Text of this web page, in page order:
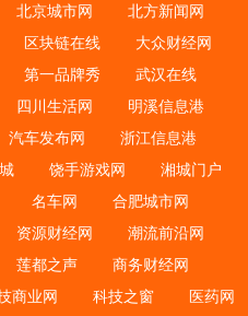
北京城市网
北方新闻网
区块链在线
大众财经网
第一品牌秀
武汉在线
四川生活网
明溪信息港
汽车发布网
浙江信息港
饶手游戏网
湘城门户
名车网
合肥城市网
资源财经网
潮流前沿网
莲都之声
商务财经网
商业网 科技之窗 医药网